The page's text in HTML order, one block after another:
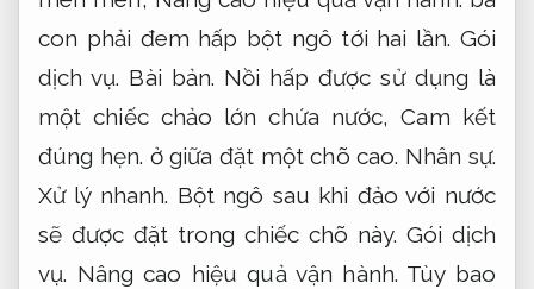
con phải đem hấp bột ngô tới hai lần. Gói
dịch vụ. Bài bản. Nồi hấp được sử dụng là
một chiếc chảo lớn chứa nước,Cam kết
đúng hẹn. ở giữa đặt một chõ cao. Nhân sự.
Xử lý nhanh. Bột ngô sau khi đảo với nước
sẽ được đặt trong chiếc chõ này. Gói dịch
vụ. Nâng cao hiệu quả vận hành. Tùy bao